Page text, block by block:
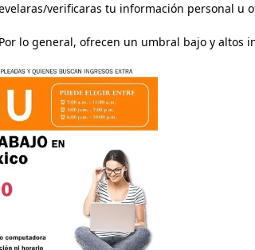
verificaras tu información personal u
lo general, ofrecen un umbral bajo y altos